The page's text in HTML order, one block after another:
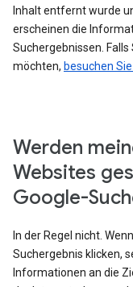
Inhalt entfernt wurde
erscheinen die
Suchergebnissen.
möchten, besuchen
Werden
Websites
Google-
In der Regel nicht.
Suchergebnis klicken,
Informationen an die